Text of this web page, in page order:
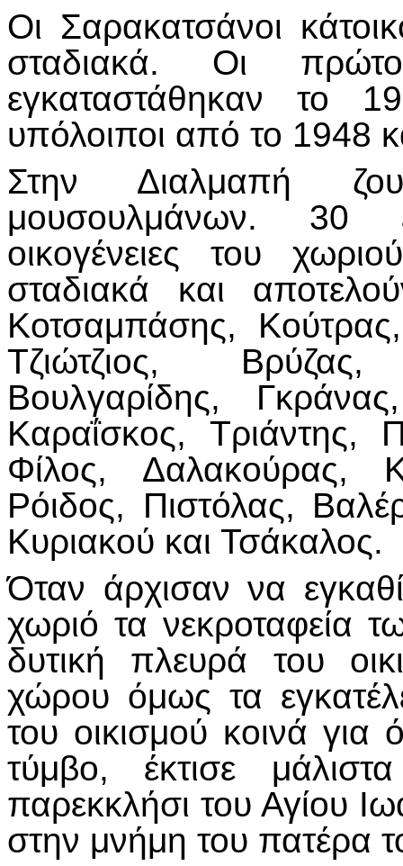
Οι Σαρακατσάνοι
σταδιακά. Οι
εγκαταστάθηκαν το
υπόλοιποι από το 1948
Στην Διαλμαπή
μουσουλμάνων. 30
οικογένειες του
σταδιακά και
Κοτσαμπάσης,
Τζιώτζιος,
Βουλγαρίδης,
Καραΐσκος, Τριάντης,
Φίλος, Δαλακούρας,
Ρόιδος, Πιστόλας,
Κυριακού και Τσάκαλος.
Όταν άρχισαν να
χωριό τα νεκροταφεία
δυτική πλευρά του
χώρου όμως τα
του οικισμού κοινά
τύμβο, έκτισε
παρεκκλήσι του Αγίου
στην μνήμη του πατέρα